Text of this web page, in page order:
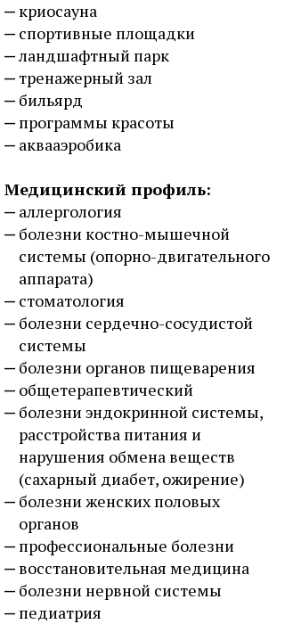
криосауна
спортивные площадки
ландшафтный парк
тренажерный зал
бильярд
программы красоты
аквааэробика
Медицинский профиль:
аллергология
болезни костно-мышечной
системы (опорно-двигательного
аппарата)
стоматология
болезни сердечно-сосудистой
системы
болезни органов пищеварения
общетерапевтический
болезни эндокринной системы,
расстройства питания и
нарушения обмена веществ
(сахарный диабет, ожирение)
болезни женских половых
органов
профессиональные болезни
восстановительная медицина
болезни нервной системы
педиатрия